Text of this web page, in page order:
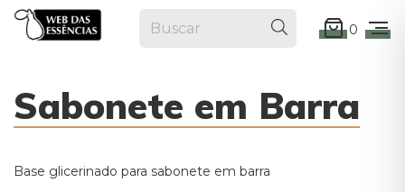
0
Sabonete em Barra
Base glicerinado para sabonete em barra